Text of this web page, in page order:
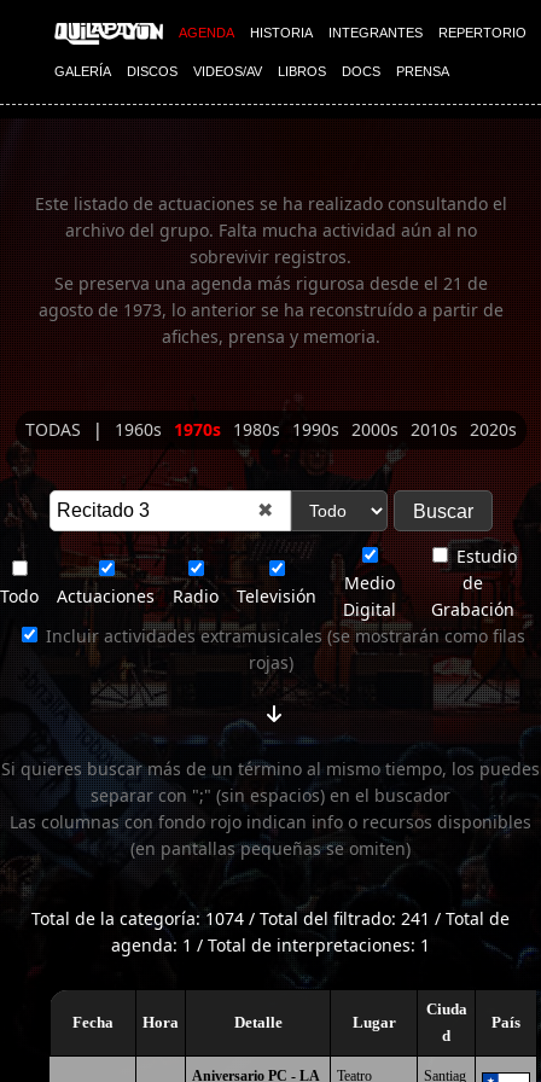
AGENDA HISTORIA INTEGRANTES REPERTORIO
GALERÍA DISCOS VIDEOS/AV LIBROS DOCS PRENSA
Imagen 01
Este listado de actuaciones se ha realizado consultando el
archivo del grupo. Falta mucha actividad aún al no
sobrevivir registros.
Se preserva una agenda más rigurosa desde el 21 de
agosto de 1973, lo anterior se ha reconstruído a partir de
afiches, prensa y memoria.
TODAS | 1960s 1970s 1980s 1990s 2000s 2010s 2020s
✖
Todo Actuaciones Radio Televisión
Medio
Digital
Estudio
de
Grabación
Incluir actividades extramusicales (se mostrarán como filas
rojas)
Si quieres buscar más de un término al mismo tiempo, los puedes
separar con ";" (sin espacios) en el buscador
Las columnas con fondo rojo indican info o recursos disponibles
(en pantallas pequeñas se omiten)
Total de la categoría: 1074 / Total del filtrado: 241 / Total de
agenda: 1 / Total de interpretaciones: 1
Fecha Hora Detalle Lugar
Ciuda
d
País
Aniversario PC - LA Teatro Santiag